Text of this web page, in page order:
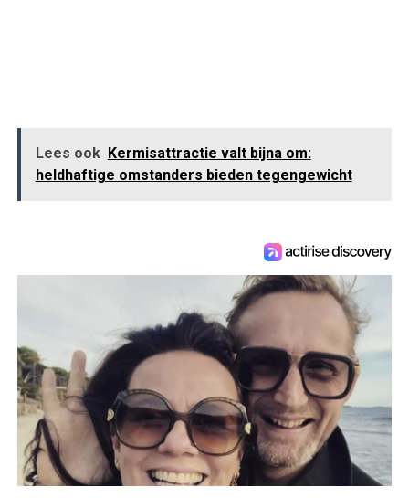
Lees ook Kermisattractie valt bijna om:
heldhaftige omstanders bieden tegengewicht